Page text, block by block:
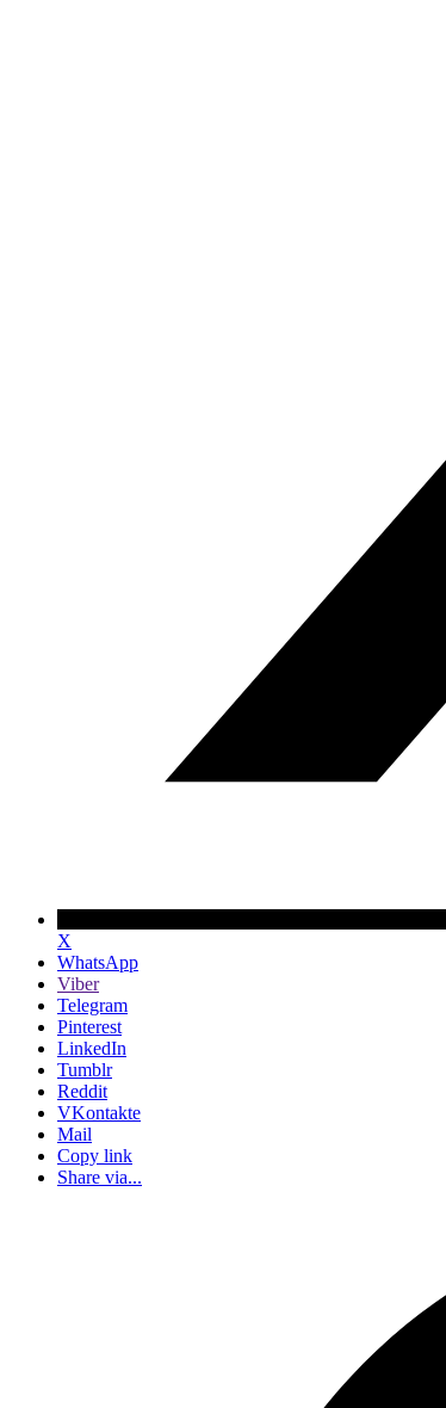
X
WhatsApp
Viber
Telegram
Pinterest
LinkedIn
Tumblr
Reddit
VKontakte
Mail
Copy link
Share via...